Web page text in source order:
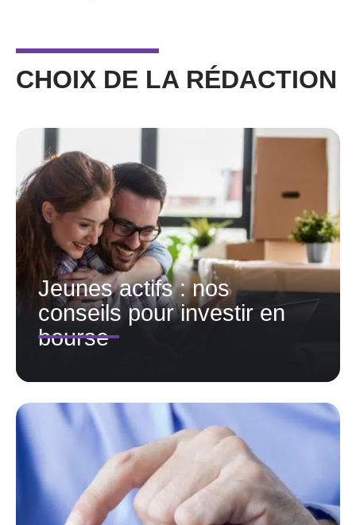
CHOIX DE LA RÉDACTION
Jeunes actifs : nos
conseils pour investir en
bourse